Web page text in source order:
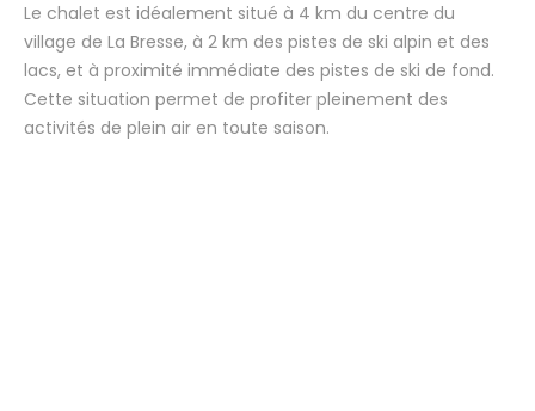
Le chalet est idéalement situé à 4 km du centre du
village de La Bresse, à 2 km des pistes de ski alpin et des
lacs, et à proximité immédiate des pistes de ski de fond.
Cette situation permet de profiter pleinement des
activités de plein air en toute saison.